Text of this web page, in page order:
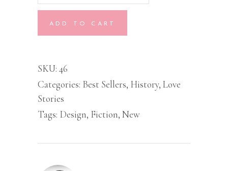
Trip
quantity
ADD TO CART
SKU: 46
Categories: Best Sellers, History, Love
Stories
Tags: Design, Fiction, New